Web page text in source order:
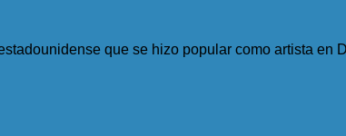
que se hizo popular como artista en